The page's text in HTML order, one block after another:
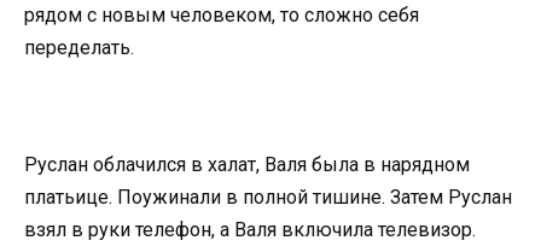
рядом с новым человеком, то сложно себя
переделать.
Руслан облачился в халат, Валя была в нарядном
платьице. Поужинали в полной тишине. Затем Руслан
взял в руки телефон, а Валя включила телевизор.